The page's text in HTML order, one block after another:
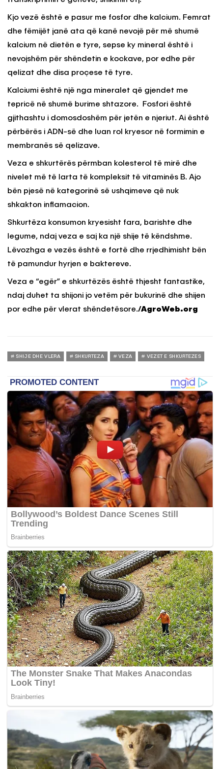
Kjo vezë është e pasur me fosfor dhe kalcium. Femrat
dhe fëmijët janë ata që kanë nevojë për më shumë
kalcium në dietën e tyre, sepse ky mineral është i
nevojshëm për shëndetin e kockave, por edhe për
qelizat dhe disa proçese të tyre.
Kalciumi është një nga mineralet që gjendet me
tepricë në shumë burime shtazore. Fosfori është
gjithashtu i domosdoshëm për jetën e njeriut. Ai është
përbërës i ADN-së dhe luan rol kryesor në formimin e
membranës së qelizave.
Veza e shkurtërës përmban kolesterol të mirë dhe
nivelet më të larta të kompleksit të vitaminës B. Ajo
bën pjesë në kategorinë së ushqimeve që nuk
shkakton inflamacion.
Shkurtëza konsumon kryesisht fara, barishte dhe
legume, ndaj veza e saj ka një shije të këndshme.
Lëvozhga e vezës është e fortë dhe rrjedhimisht bën
të pamundur hyrjen e baktereve.
Veza e “egër” e shkurtëzës është thjesht fantastike,
ndaj duhet ta shijoni jo vetëm për bukurinë dhe shijen
por edhe për vlerat shëndetësore./AgroWeb.org
SHIJE DHE VLERA SHKURTEZA VEZA VEZET E SHKURTEZES